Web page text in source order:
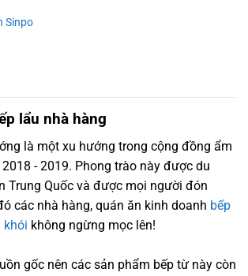
Sinpo
lẩu nhà hàng
là một xu hướng trong cộng đồng ẩm
- 2019. Phong trào này được du
Trung Quốc và được mọi người đón
các nhà hàng, quán ăn kinh doanh bếp
khói không ngừng mọc lên!
gốc nên các sản phẩm bếp từ này còn